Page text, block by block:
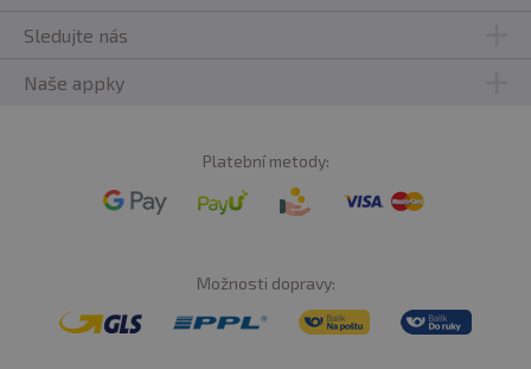
Sledujte nás
Naše appky
Platební metody:
Možnosti dopravy: